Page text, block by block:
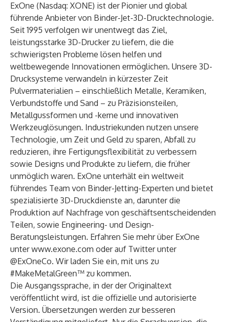
ExOne (Nasdaq: XONE) ist der Pionier und global
führende Anbieter von Binder-Jet-3D-Drucktechnologie.
Seit 1995 verfolgen wir unentwegt das Ziel,
leistungsstarke 3D-Drucker zu liefern, die die
schwierigsten Probleme lösen helfen und
weltbewegende Innovationen ermöglichen. Unsere 3D-
Drucksysteme verwandeln in kürzester Zeit
Pulvermaterialien – einschließlich Metalle, Keramiken,
Verbundstoffe und Sand – zu Präzisionsteilen,
Metallgussformen und -kerne und innovativen
Werkzeuglösungen. Industriekunden nutzen unsere
Technologie, um Zeit und Geld zu sparen, Abfall zu
reduzieren, ihre Fertigungsflexibilität zu verbessern
sowie Designs und Produkte zu liefern, die früher
unmöglich waren. ExOne unterhält ein weltweit
führendes Team von Binder-Jetting-Experten und bietet
spezialisierte 3D-Druckdienste an, darunter die
Produktion auf Nachfrage von geschäftsentscheidenden
Teilen, sowie Engineering- und Design-
Beratungsleistungen. Erfahren Sie mehr über ExOne
unterwww.exone.com oder auf Twitter unter
@ExOneCo. Wir laden Sie ein, mit uns zu
#MakeMetalGreen™ zu kommen.
Die Ausgangssprache, in der der Originaltext
veröffentlicht wird, ist die offizielle und autorisierte
Version. Übersetzungen werden zur besseren